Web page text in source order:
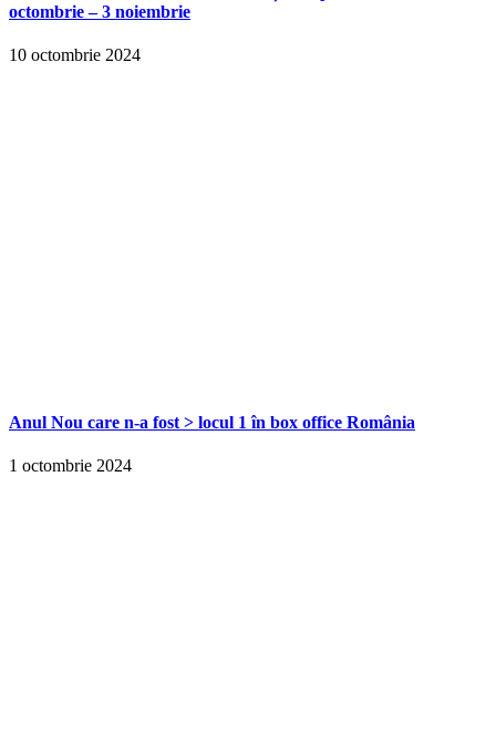
octombrie – 3 noiembrie
10 octombrie 2024
Anul Nou care n-a fost > locul 1 în box office România
1 octombrie 2024